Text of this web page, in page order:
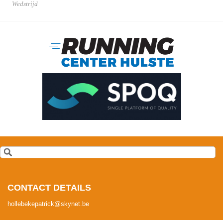
Wedstrijd
CONTACT DETAILS
hollebekepatrick@skynet.be